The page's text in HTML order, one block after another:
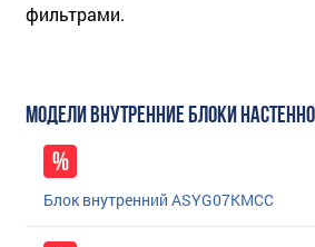
фильтрами.
МОДЕЛИ ВНУТРЕННИЕ БЛОКИ
Блок внутренний ASYG07KMCC